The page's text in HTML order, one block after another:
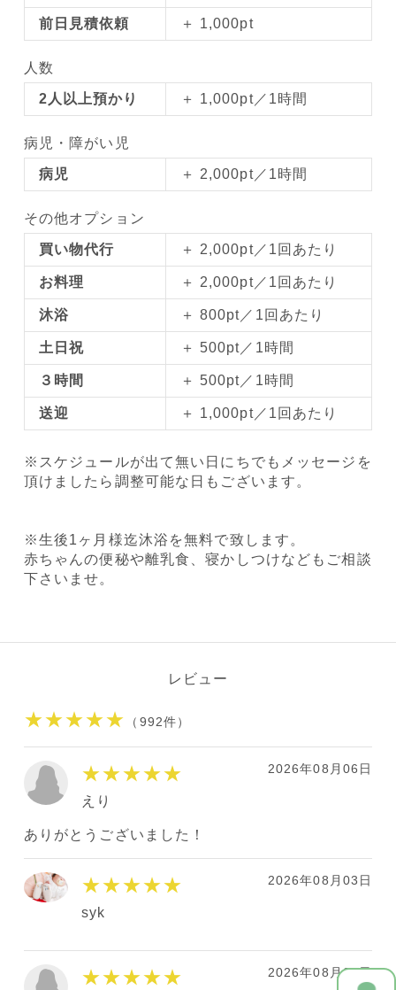
前日見積依頼 ＋ 1,000pt
人数
2人以上預かり ＋ 1,000pt／1時間
病児・障がい児
病児 ＋ 2,000pt／1時間
その他オプション
買い物代行 ＋ 2,000pt／1回あたり
お料理 ＋ 2,000pt／1回あたり
沐浴 ＋ 800pt／1回あたり
土日祝 ＋ 500pt／1時間
３時間 ＋ 500pt／1時間
送迎 ＋ 1,000pt／1回あたり
※スケジュールが出て無い日にちでもメッセージを
頂けましたら調整可能な日もございます。
※生後1ヶ月様迄沐浴を無料で致します。
赤ちゃんの便秘や離乳食、寝かしつけなどもご相談
下さいませ。
レビュー
★★★★★ （992件）
★★★★★ 2026年08月06日
えり
ありがとうございました！
★★★★★ 2026年08月03日
syk
★★★★★ 2026年08月01日